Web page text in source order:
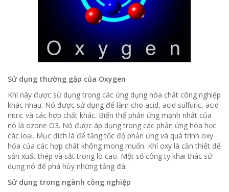
Sử dụng thường gặp của Oxygen
Khí này được sử dụng trong các ứng dụng hóa chất công nghiệp
khác nhau. Nó được sử dụng để làm cho acid, acid sulfuric, acid
nitric và các hợp chất khác. Biến thể phản ứng mạnh nhất của
nó là ozone O3. Nó được áp dụng trong các phản ứng hóa học
các loại. Mục đích là để tăng tốc độ phản ứng và quá trình oxy
hóa của các hợp chất không mong muốn. Khí oxy là cần thiết để
sản xuất thép và sắt trong lò cao. Một số công ty khai thác sử
dụng nó để phá hủy những tảng đá.
Sử dụng trong ngành công nghiệp